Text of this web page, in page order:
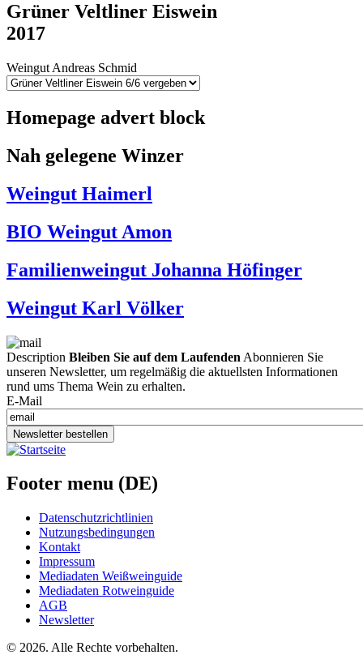
Grüner Veltliner Eiswein
2017
Weingut Andreas Schmid
Homepage advert block
Nah gelegene Winzer
Weingut Haimerl
BIO Weingut Amon
Familienweingut Johanna Höfinger
Weingut Karl Völker
Description Bleiben Sie auf dem Laufenden Abonnieren Sie
unseren Newsletter, um regelmäßig die aktuellsten Informationen
rund ums Thema Wein zu erhalten.
E-Mail
Newsletter bestellen
Footer menu (DE)
Datenschutzrichtlinien
Nutzungsbedingungen
Kontakt
Impressum
Mediadaten Weißweinguide
Mediadaten Rotweinguide
AGB
Newsletter
© 2026. Alle Rechte vorbehalten.